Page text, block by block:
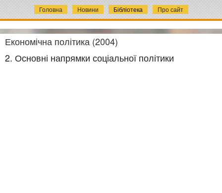
Головна Новини Бібліотека Про сайт
Економічна політика (2004)
2. Основні напрямки соціальної політики